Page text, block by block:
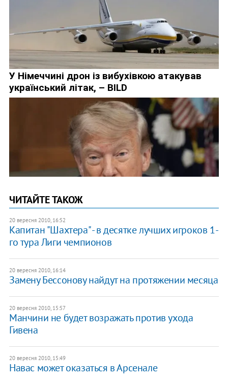
ЧИТАЙТЕ ТАКОЖ
20 вересня 2010, 16:52
Капитан "Шахтера" - в десятке лучших игроков 1-
го тура Лиги чемпионов
20 вересня 2010, 16:14
Замену Бессонову найдут на протяжении месяца
20 вересня 2010, 15:57
Манчини не будет возражать против ухода
Гивена
20 вересня 2010, 15:49
Навас может оказаться в Арсенале